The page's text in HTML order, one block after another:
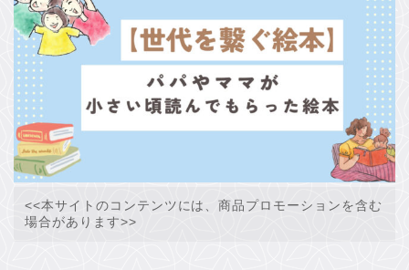
<<本サイトのコンテンツには、商品プロモーションを含む
場合があります>>